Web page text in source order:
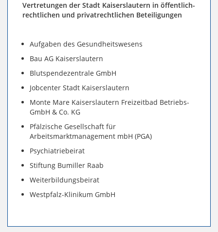
Vertretungen der Stadt Kaiserslautern in öffentlich-
rechtlichen und privatrechtlichen Beteiligungen
Aufgaben des Gesundheitswesens
Bau AG Kaiserslautern
Blutspendezentrale GmbH
Jobcenter Stadt Kaiserslautern
Monte Mare Kaiserslautern Freizeitbad Betriebs-
GmbH & Co. KG
Pfälzische Gesellschaft für
Arbeitsmarktmanagement mbH (PGA)
Psychiatriebeirat
Stiftung Bumiller Raab
Weiterbildungsbeirat
Westpfalz-Klinikum GmbH